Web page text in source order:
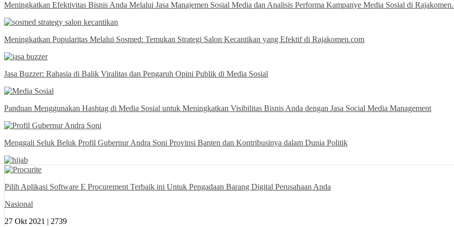
Meningkatkan Efektivitas Bisnis Anda Melalui Jasa Manajemen Sosial Media dan Analisis Performa Kampanye Media Sosial di
Meningkatkan Popularitas Melalui Sosmed: Temukan Strategi Salon Kecantikan yang Efektif di Rajakomen.com
Jasa Buzzer: Rahasia di Balik Viralitas dan Pengaruh Opini Publik di Media Sosial
Panduan Menggunakan Hashtag di Media Sosial untuk Meningkatkan Visibilitas Bisnis Anda dengan Jasa Social Media Management
Menggali Seluk Beluk Profil Gubernur Andra Soni Provinsi Banten dan Kontribusinya dalam Dunia Politik
Pilih Aplikasi Software E Procurement Terbaik ini Untuk Pengadaan Barang Digital Perusahaan Anda
Nasional
27 Okt 2021 | 2739